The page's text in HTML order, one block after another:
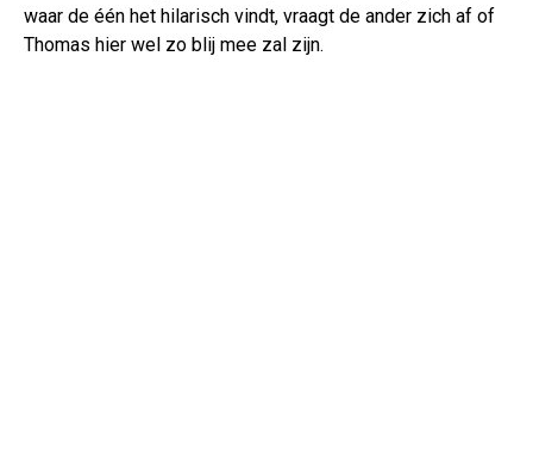
waar de één het hilarisch vindt, vraagt de ander zich af of
Thomas hier wel zo blij mee zal zijn.